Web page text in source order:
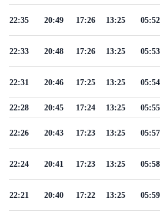
05:52
13:25
17:26
20:49
22:35
05:53
13:25
17:26
20:48
22:33
05:54
13:25
17:25
20:46
22:31
05:55
13:25
17:24
20:45
22:28
05:57
13:25
17:23
20:43
22:26
05:58
13:25
17:23
20:41
22:24
05:59
13:25
17:22
20:40
22:21